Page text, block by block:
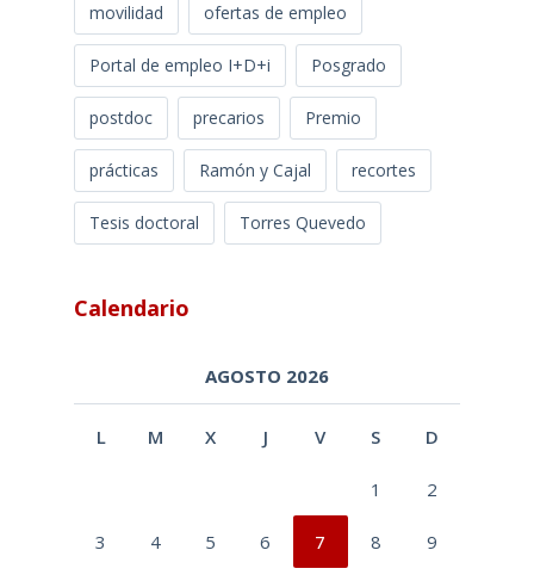
movilidad ofertas de empleo
Portal de empleo I+D+i Posgrado
postdoc precarios Premio
prácticas Ramón y Cajal recortes
Tesis doctoral Torres Quevedo
Calendario
AGOSTO 2026
L M X J V S D
1 2
3 4 5 6 7 8 9